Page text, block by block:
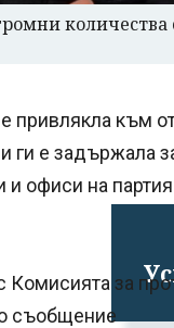
привлякла към
и ги е задържала
офиси на
за
съобщение